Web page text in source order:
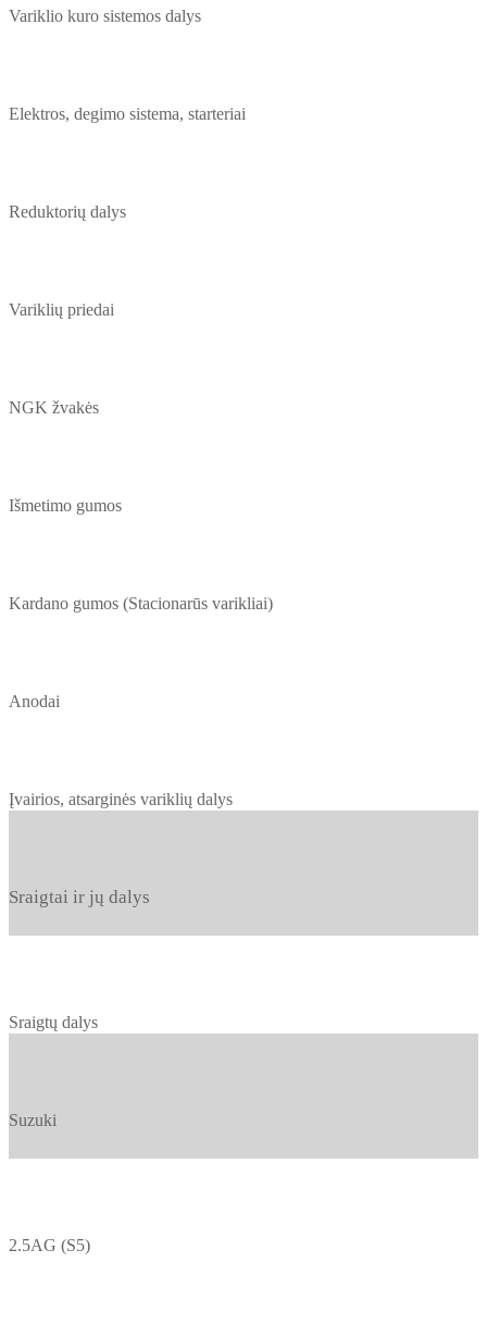
Variklio kuro sistemos dalys
Elektros, degimo sistema, starteriai
Reduktorių dalys
Variklių priedai
NGK žvakės
Išmetimo gumos
Kardano gumos (Stacionarūs varikliai)
Anodai
Įvairios, atsarginės variklių dalys
Sraigtai ir jų dalys
Sraigtų dalys
Suzuki
2.5AG (S5)